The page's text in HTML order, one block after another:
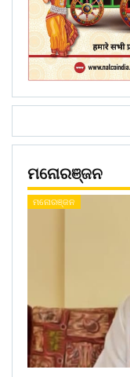
ମନୋରଞ୍ଜନ
ମନୋରଞ୍ଜନ